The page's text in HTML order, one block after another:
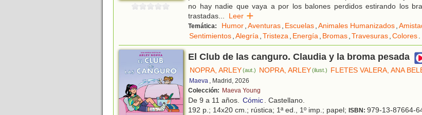
no hay nadie que vaya a por los balones perdidos estirando los
trastadas... Leer
Temática: Humor,Aventuras, Escuelas,Animales Humanizados,
Sentimientos,Alegría,Tristeza, Energía, Bromas,Travesuras,Colores.
El Club de las canguro. Claudia y la broma pesada
NOPRA, ARLEY(aut.) NOPRA, ARLEY(ilust.) FLETES VALERA, ANA
Maeva , Madrid, 2026
Colección: Maeva Young
De 9 a 11 años. Cómic. Castellano.
192 p.; 14x20 cm.; rústica; 1ª ed., 1º imp.; papel; ISBN: 979-13-87664-